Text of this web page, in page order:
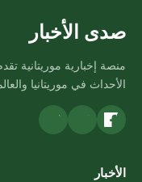
صدى الأخبار
منصة إخبارية موريتانية
الأحداث في موريتانيا
الأخبار